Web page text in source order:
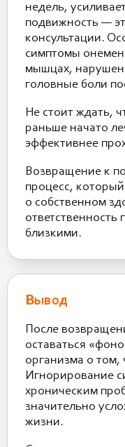
недель,
подвижность —
консультации.
симптомы
мышцах,
головные боли
Не стоит ждать,
раньше начато
эффективнее
Возвращение к
процесс,
о собственном
ответственность
близкими.
Вывод
После
оставаться
организма о
Игнорирование
хроническим
значительно
жизни.